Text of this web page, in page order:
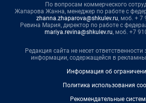
По вопросам коммерческого
Жапарова Жанна, менеджер по работе с
zhanna.zhaparova@shkulev.ru, моб. + 7
Ревина Мария, директор по работе с
mariya.revina@shkulev.ru, моб. +7
Редакция сайта не несет ответственности
информации, содержащейся в
Информация об
Политика использования
Рекомендательные